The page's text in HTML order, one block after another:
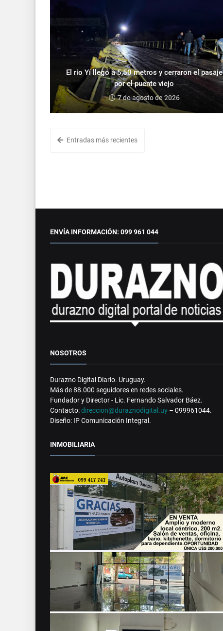
El río Yí llegó a 5,50 metros y cerraron el pasaje
por el puente viejo
7 de agosto de 2026
Entradas más recientes
ENVÍA INFORMACIÓN: 099 961 044
NOSOTROS
Durazno Digital Diario. Uruguay.
Más de 88.000 seguidores en redes sociales.
Fundador y Director - Lic. Fernando Salvador Báez.
Contacto:direccion@duraznodigital.uy – 099961044.
Diseño: IP Comunicación Integral.
INMOBILIARIA